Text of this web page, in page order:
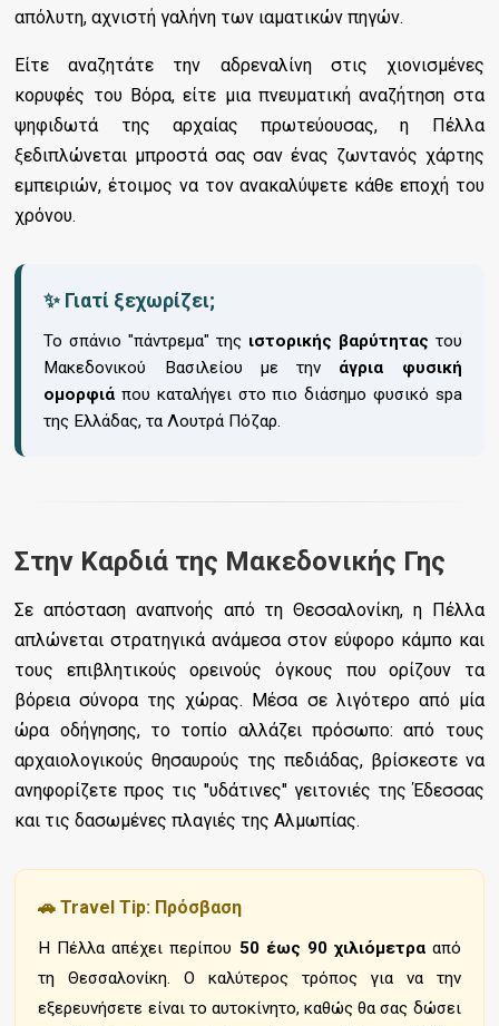
απόλυτη, αχνιστή γαλήνη των ιαματικών πηγών.
Είτε αναζητάτε την αδρεναλίνη στις χιονισμένες
κορυφές του Βόρα, είτε μια πνευματική αναζήτηση στα
ψηφιδωτά της αρχαίας πρωτεύουσας, η Πέλλα
ξεδιπλώνεται μπροστά σας σαν ένας ζωντανός χάρτης
εμπειριών, έτοιμος να τον ανακαλύψετε κάθε εποχή του
χρόνου.
✨ Γιατί ξεχωρίζει;
Το σπάνιο "πάντρεμα" της ιστορικής βαρύτητας του
Μακεδονικού Βασιλείου με την άγρια φυσική
ομορφιά που καταλήγει στο πιο διάσημο φυσικό spa
της Ελλάδας, τα Λουτρά Πόζαρ.
Στην Καρδιά της Μακεδονικής Γης
Σε απόσταση αναπνοής από τη Θεσσαλονίκη, η Πέλλα
απλώνεται στρατηγικά ανάμεσα στον εύφορο κάμπο και
τους επιβλητικούς ορεινούς όγκους που ορίζουν τα
βόρεια σύνορα της χώρας. Μέσα σε λιγότερο από μία
ώρα οδήγησης, το τοπίο αλλάζει πρόσωπο: από τους
αρχαιολογικούς θησαυρούς της πεδιάδας, βρίσκεστε να
ανηφορίζετε προς τις "υδάτινες" γειτονιές της Έδεσσας
και τις δασωμένες πλαγιές της Αλμωπίας.
🚗 Travel Tip: Πρόσβαση
Η Πέλλα απέχει περίπου 50 έως 90 χιλιόμετρααπό
τη Θεσσαλονίκη. Ο καλύτερος τρόπος για να την
εξερευνήσετε είναι το αυτοκίνητο, καθώς θα σας δώσει